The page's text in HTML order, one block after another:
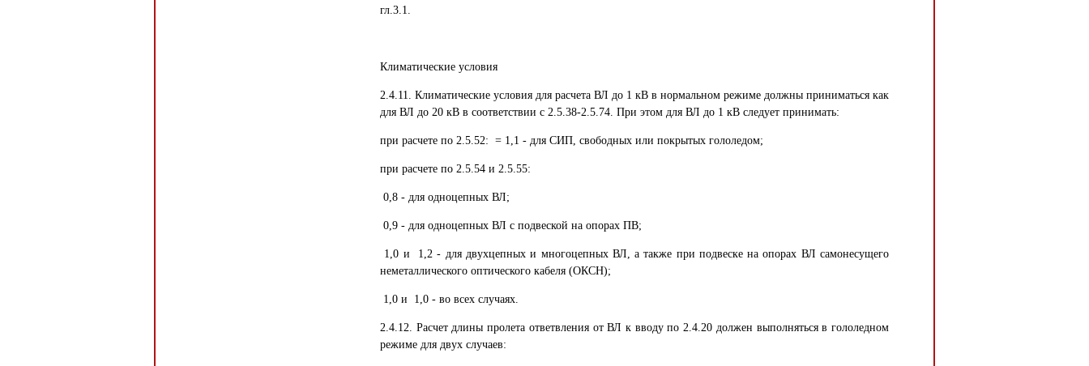
гл.3.1.
Климатические условия
2.4.11. Климатические условия для расчета ВЛ до 1 кВ в нормальном режиме должны приниматься как
для ВЛ до 20 кВ в соответствии с 2.5.38-2.5.74. При этом для ВЛ до 1 кВ следует принимать:
при расчете по 2.5.52: = 1,1 - для СИП, свободных или покрытых гололедом;
при расчете по 2.5.54 и 2.5.55:
0,8 - для одноцепных ВЛ;
0,9 - для одноцепных ВЛ с подвеской на опорах ПВ;
1,0 и 1,2 - для двухцепных и многоцепных ВЛ, а также при подвеске на опорах ВЛ самонесущего
неметаллического оптического кабеля (ОКСН);
1,0 и 1,0 - во всех случаях.
2.4.12. Расчет длины пролета ответвления от ВЛ к вводу по 2.4.20 должен выполняться в гололедном
режиме для двух случаев: